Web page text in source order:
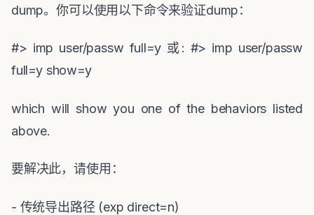
dump。你可以使用以下命令来验证dump：
#> imp user/passw full=y 或: #> imp user/passw
full=y show=y
which will show you one of the behaviors listed
above.
要解决此，请使用：
- 传统导出路径 (exp direct=n)